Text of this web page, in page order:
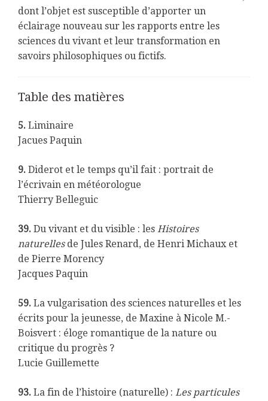
dont l’objet est susceptible d’apporter un
éclairage nouveau sur les rapports entre les
sciences du vivant et leur transformation en
savoirs philosophiques ou fictifs.
Table des matières
5. Liminaire
Jacues Paquin
9. Diderot et le temps qu’il fait : portrait de
l’écrivain en météorologue
Thierry Belleguic
39. Du vivant et du visible : les Histoires
naturellesde Jules Renard, de Henri Michaux et
de Pierre Morency
Jacques Paquin
59. La vulgarisation des sciences naturelles et les
écrits pour la jeunesse, de Maxine à Nicole M.-
Boisvert : éloge romantique de la nature ou
critique du progrès ?
Lucie Guillemette
93. La fin de l’histoire (naturelle) : Les particules